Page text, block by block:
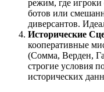
режим, где
ботов или
диверсантов.
Исторические
кооперативные
(Сомма, Верден,
строгие условия
исторических